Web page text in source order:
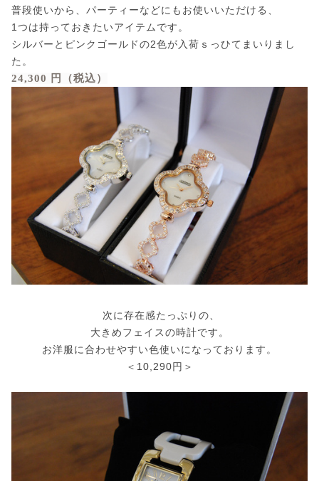
普段使いから、パーティーなどにもお使いいただける、
1つは持っておきたいアイテムです。
シルバーとピンクゴールドの2色が入荷ｓっひてまいりまし
た。
24,300 円（税込）
次に存在感たっぷりの、
大きめフェイスの時計です。
お洋服に合わせやすい色使いになっております。
＜10,290円＞